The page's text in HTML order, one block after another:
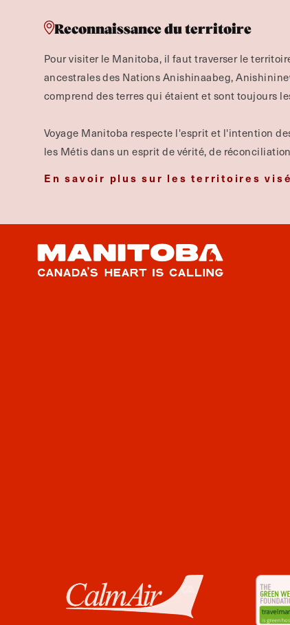
Reconnaissance du territoire
Pour visiter le Manitoba, il faut traverser le
ancestrales des Nations Anishinaabeg,
comprend des terres qui étaient et sont toujours
Voyage Manitoba respecte l'esprit et l'intention
les Métis dans un esprit de vérité, de
En savoir plus sur les territoires